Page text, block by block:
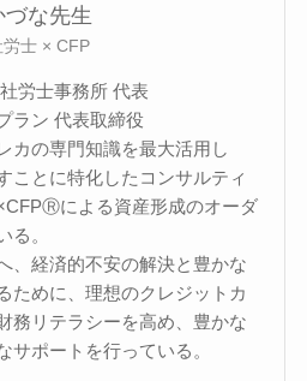
づな先生
労士 × CFP
労士事務所 代表
ラン 代表取締役
カの専門知識を最大活用し
ことに特化したコンサルティ
による資産形成のオーダ
る。
、経済的不安の解決と豊かな
ために、理想のクレジットカ
務リテラシーを高め、豊かな
サポートを行っている。